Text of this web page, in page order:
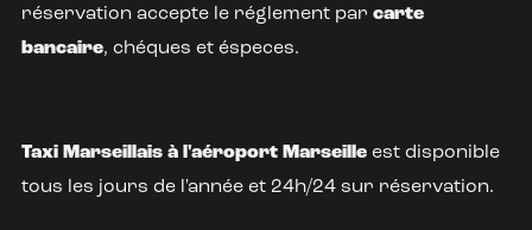
réservation accepte le réglement par carte
bancaire, chéques et éspeces.
Taxi Marseillais à l'aéroport Marseilleest disponible
tous les jours de l'année et 24h/24 sur réservation.